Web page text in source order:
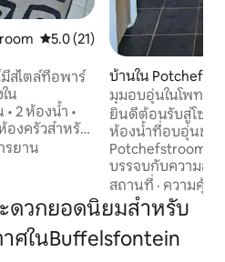
คะแนนเฉลี่ย 5.0 จาก 5, 21 รีวิว
5.0 (21)
สไตล์ที่อพาร์
น
องครัวสำหรับ
ณ์ครบครัน
1 ห้องน้ำมี
รยาน
บ้านใน
มุมอบอุ่นในโพทเช
ยินดีต้อนรับสู่โซฟา
ห้องน้ำที่อบอุ่นของ
Potchefstroom ที่
บรรจบกับความสะ
ได้รับการออกแบ
นอนปรับอากาศห้อ
พร้อมโซฟาปรับนอ
ครัวที่มีอุปกรณ์คร
ไฟฟ้าที่ทันสมัย ที่พั
สถานที่ · ความคุ้ม
ดวกยอดนิยมสำหรับ
ศในBuffelsfontein